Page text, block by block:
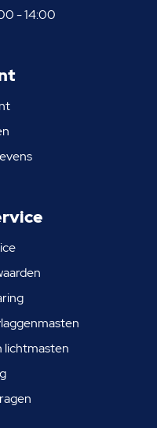
- 14:00
lichtmasten